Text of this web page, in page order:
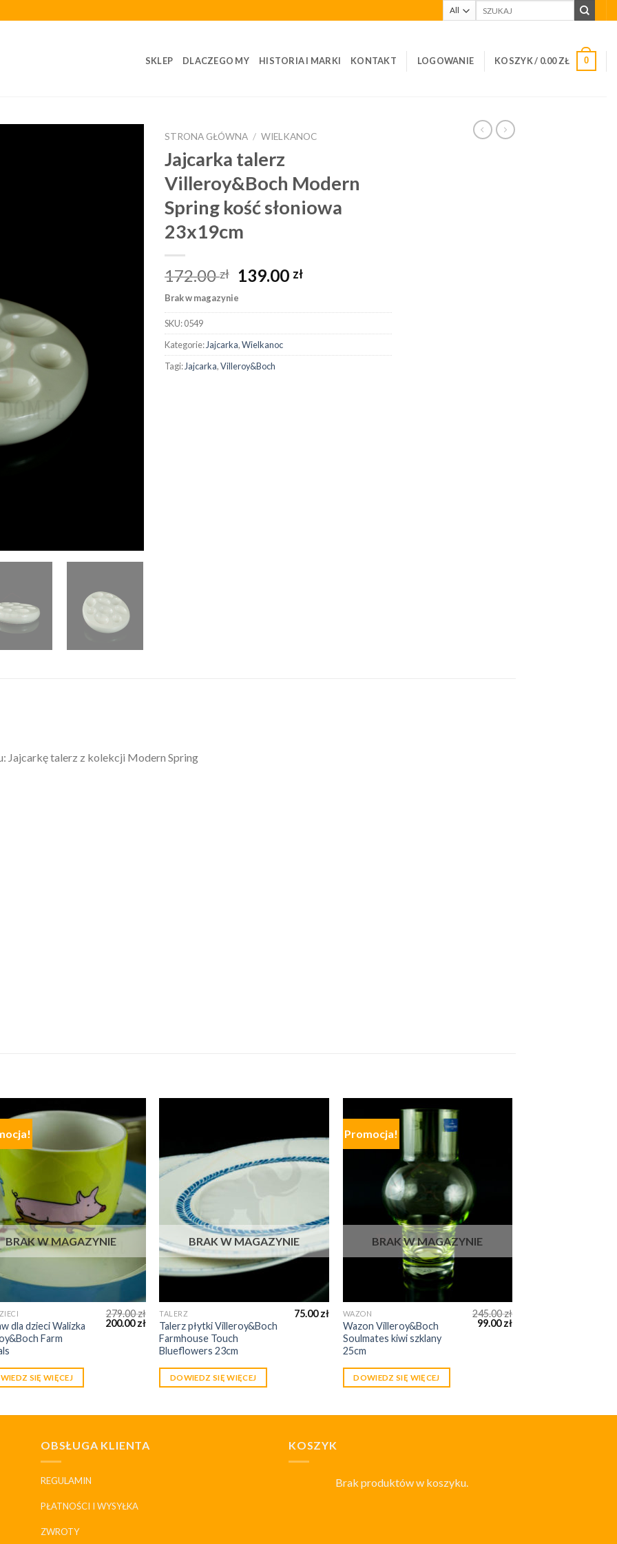
SKLEP DLACZEGO MY HISTORIA I MARKI KONTAKT LOGOWANIE KOSZYK / 0.00ZŁ 0
STRONA GŁÓWNA / WIELKANOC
Jajcarka talerz
Villeroy&Boch Modern
Spring kość słoniowa
23x19cm
172.00zł 139.00 zł
Brak w magazynie
SKU:0549
Kategorie: Jajcarka,Wielkanoc
Tagi: Jajcarka,Villeroy&Boch
Jajcarkę talerz z kolekcji Modern Spring
BRAK W MAGAZYNIE
dla dzieci Walizka
Farm
279.00zł
200.00zł
SIĘ WIĘCEJ
BRAK W MAGAZYNIE
TALERZ
Talerz płytki Villeroy&Boch
Farmhouse Touch
Blueflowers 23cm
75.00zł
DOWIEDZ SIĘ WIĘCEJ
Promocja!
BRAK W MAGAZYNIE
WAZON
Wazon Villeroy&Boch
Soulmates kiwi szklany
25cm
245.00zł
99.00zł
DOWIEDZ SIĘ WIĘCEJ
OBSŁUGA KLIENTA
REGULAMIN
PŁATNOŚCI I WYSYŁKA
ZWROTY
KOSZYK
Brak produktów w koszyku.